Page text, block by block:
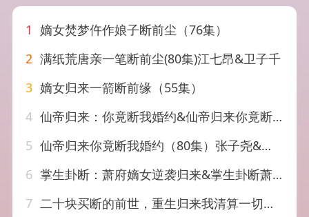
1 嫡女焚梦仵作娘子断前尘（76集）
2 满纸荒唐亲一笔断前尘(80集)江七昂&卫子千
3 嫡女归来一箭断前缘（55集）
4 仙帝归来：你竟断我婚约&仙帝归来你竟断我婚约（80集）张子尧&王若妍
5 仙帝归来你竟断我婚约（80集）张子尧&王若妍
6 掌生卦断：萧府嫡女逆袭归来&掌生卦断萧府嫡女逆袭归来（49集）AI短剧
7 二十块买断的前世，重生归来我清算一切（80集）袁珍妮＆金宸宇